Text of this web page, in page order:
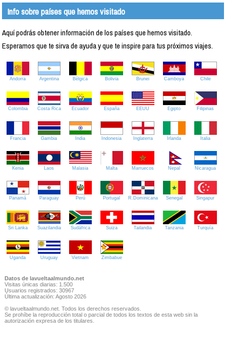
Info sobre países que hemos visitado
Aquí podrás obtener información de los países que hemos visitado.
Esperamos que te sirva de ayuda y que te inspire para tus próximos viajes.
Andorra Argentina Bélgica Bolivia Brunei Camboya Chile
Colombia Costa Rica Ecuador España EEUU Egipto Filipinas
Francia Gambia India Indonesia Inglaterra Irlanda Italia
Kenia Laos Malasia Malta Marruecos Nepal Nicaragua
Panamá Paraguay Perú Portugal R.Dominicana Senegal Singapur
Sri Lanka Suazilandia Sudáfrica Suiza Tailandia Tanzania Turquía
Uganda Uruguay Vietnam Zimbabue
Datos de lavueltaalmundo.net
Visitas únicas diarias: 1.500
Usuarios registrados: 30967
Última actualización: Agosto 2026
© lavueltaalmundo.net. Todos los derechos reservados.
Se prohíbe la reproducción total o parcial de todos los textos de esta web sin la
autorización expresa de los titulares.